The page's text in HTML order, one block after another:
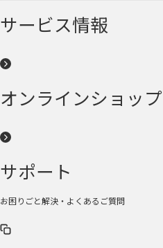
サービス情報
オンラインショップ
サポート
お困りごと解決・よくあるご質問